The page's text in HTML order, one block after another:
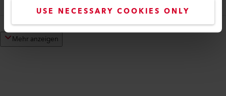
USE NECESSARY COOKIES ONLY
Mehr anzeigen